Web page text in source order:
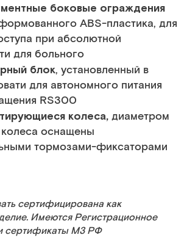
боковые ограждения
ABS-пластика, для
при абсолютной
для больного
блок, установленный в
для автономного питания
RS300
колеса, диаметром
оснащены
тормозами-фиксаторами
сертифицирована как
Имеются Регистрационное
сертификаты МЗ РФ